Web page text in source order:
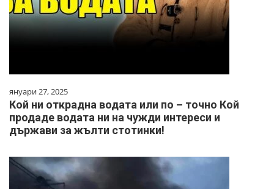
януари 27, 2025
Кой ни открадна водата или по – точно Кой
продаде водата ни на чужди интереси и
държави за жълти стотинки!